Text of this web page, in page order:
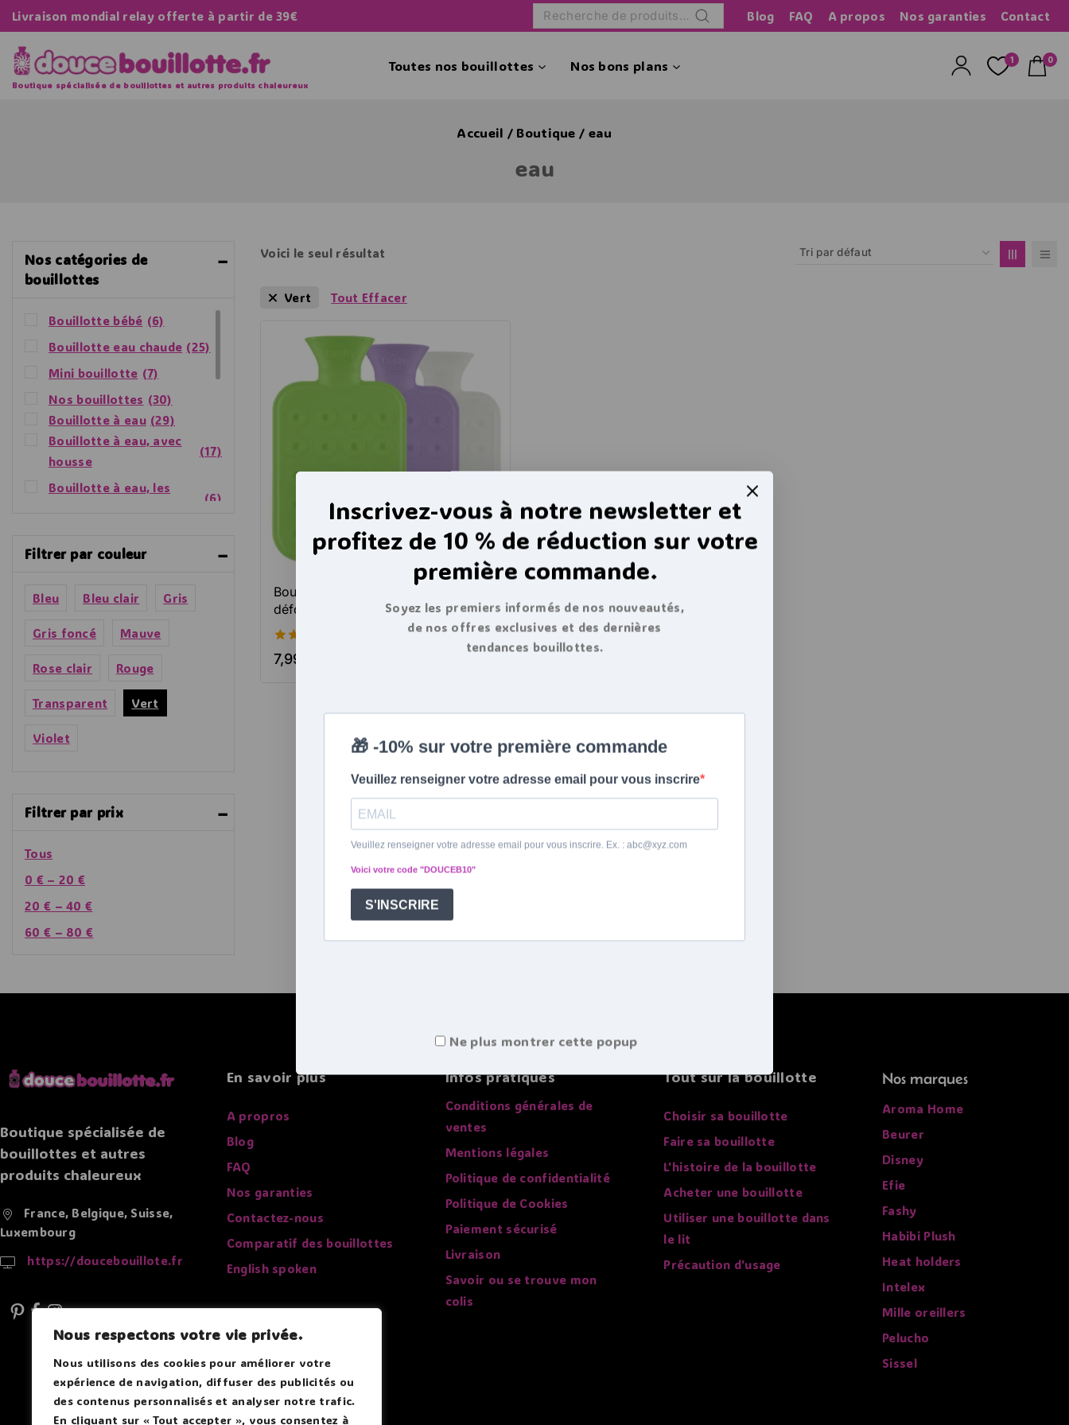
Nous respectons votre vie privée.
Nous utilisons des cookies pour améliorer votre
expérience de navigation, diffuser des publicités ou
des contenus personnalisés et analyser notre trafic.
En cliquant sur « Tout accepter », vous consentez à
Livraison mondial relay offerte à partir de 39€ RechercheBlog FAQ A propos Nos garanties Contact
Boutique spécialisée de bouillottes et autres produits chaleureux
Toutes nos bouillottes Nos bons plans 1 0
Accueil / Boutique / eau
eau
Voici le seul résultat
Vert Tout Effacer
Bouillotte à eau coussin plat non
déformable 1,2l – 32 cm
4.74
de 5
7,99
Nos catégories de
bouillottes
Bouillotte bébé (6)
Bouillotte eau chaude (25)
Mini bouillotte (7)
Nos bouillottes (30)
Bouillotte à eau (29)
Bouillotte à eau, avec
housse
(17)
Bouillotte à eau, les
(6)
housse
Par type (29)
Bouillotte à eau (28)
Chauffante
Bouillotte Peluche
Bouillotte Peluche à eau
Bouillotte Peluche
Mouton
(1)
Filtrer par couleur
Bleu Bleu clair Gris
Gris foncé Mauve
Rose clair Rouge
Transparent Vert
Violet
Filtrer par prix
Tous
0 €– 20 €
20 € –40€
60 € – 80€
Boutique spécialisée de
bouillottes et autres
produits chaleureux
France, Belgique, Suisse,
Luxembourg
https://doucebouillote.fr
En savoir plus
A propros
Blog
FAQ
Nos garanties
Contactez-nous
Comparatif des bouillottes
English spoken
Infos pratiques
Conditions générales de
ventes
Mentions légales
Politique de confidentialité
Politique de Cookies
Paiement sécurisé
Livraison
Savoir ou se trouve mon
colis
Tout sur la bouillotte
Choisir sa bouillotte
Faire sa bouillotte
L'histoire de la bouillotte
Acheter une bouillotte
Utiliser une bouillotte dans
le lit
Précaution d'usage
Nos marques
Aroma Home
Beurer
Disney
Efie
Fashy
Habibi Plush
Heat holders
Intelex
Mille oreillers
Pelucho
Sissel
Inscrivez-vous à notre newsletter et
profitez de 10 % de réduction sur votre
première commande.
Soyez les premiers informés de nos nouveautés,
de nos offres exclusives et des dernières
tendances bouillottes.
Ne plus montrer cette popup